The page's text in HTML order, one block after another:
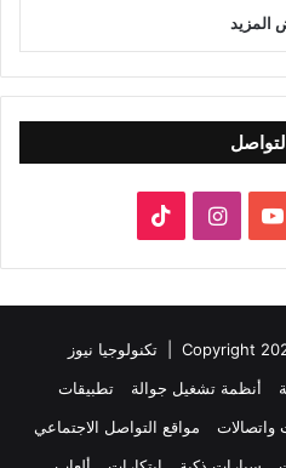
المزيد
‫YouTubeانستقرام
تكنولوجيا نيوز
أنظمة تشغيل جوالة
تطبيقات
واتصالات
مواقع التواصل الاجتماعي